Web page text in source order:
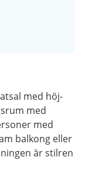
med höj-
med
med
balkong eller
är stilren